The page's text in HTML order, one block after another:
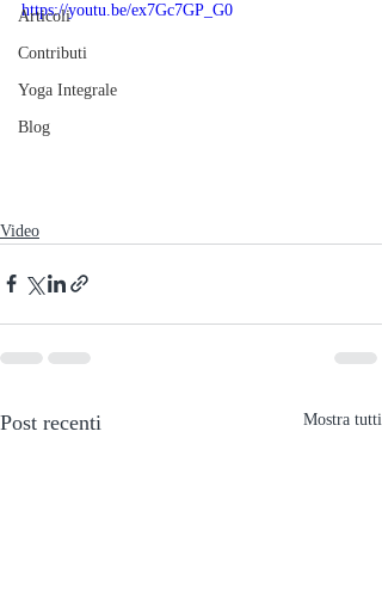
Articoli
Contributi
Yoga Integrale
Blog
https://youtu.be/ex7Gc7GP_G0
Video
Post recenti Mostra tutti